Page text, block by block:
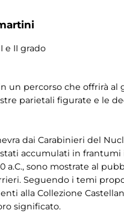
e II grado
un percorso che offrirà al
parietali figurate e le
dai Carabinieri del
stati accumulati in
a.C., sono mostrate al
Seguendo i temi
alla Collezione
significato.